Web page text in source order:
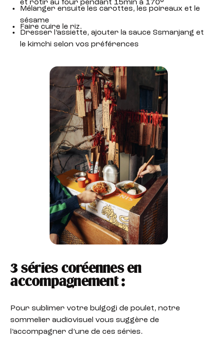
et rôtir au four pendant 15min à 170°
Mélanger ensuite les carottes, les poireaux et le
sésame
Faire cuire le riz.
Dresser l’assiette, ajouter la sauce Ssmanjang et
le kimchi selon vos préférences
3 séries coréennes en
accompagnement :
Pour sublimer votre bulgogi de poulet, notre
sommelier audiovisuel vous suggère de
l’accompagner d’une de ces séries.